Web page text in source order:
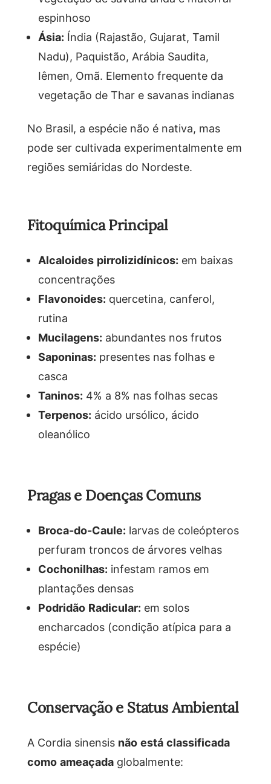
espinhoso
Ásia: Índia (Rajastão, Gujarat, Tamil
Nadu), Paquistão, Arábia Saudita,
Iêmen, Omã. Elemento frequente da
vegetação de Thar e savanas indianas
No Brasil, a espécie não é nativa, mas
pode ser cultivada experimentalmente em
regiões semiáridas do Nordeste.
Fitoquímica Principal
Alcaloides pirrolizidínicos: em baixas
concentrações
Flavonoides: quercetina, canferol,
rutina
Mucilagens: abundantes nos frutos
Saponinas: presentes nas folhas e
casca
Taninos: 4% a 8% nas folhas secas
Terpenos: ácido ursólico, ácido
oleanólico
Pragas e Doenças Comuns
Broca-do-Caule: larvas de coleópteros
perfuram troncos de árvores velhas
Cochonilhas: infestam ramos em
plantações densas
Podridão Radicular: em solos
encharcados (condição atípica para a
espécie)
Conservação e Status Ambiental
A Cordia sinensis não está classificada
como ameaçadaglobalmente: